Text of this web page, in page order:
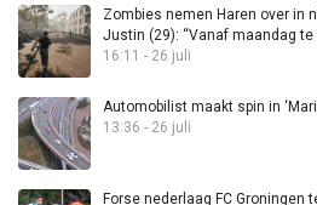
Zombies nemen Haren over in
Justin (29): “Vanaf maandag te
16:11 - 26 juli
Automobilist maakt spin in
13:36 - 26 juli
Forse nederlaag FC Groningen